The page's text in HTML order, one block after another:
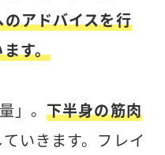
アドバイスを行
す。
」。 下半身の筋肉
ていきます。フレイ